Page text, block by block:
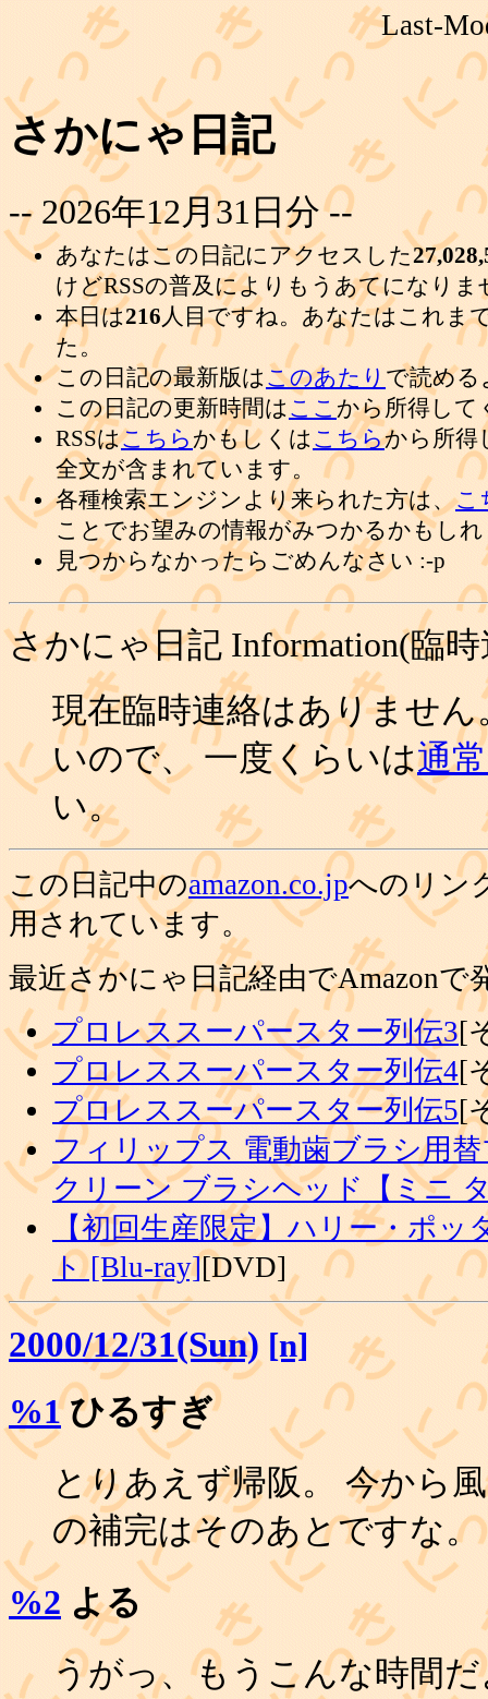
Last-
さかにゃ日記
-- 2026年12月31日分 --
あなたはこの日記にアクセスした
けどRSSの普及によりもうあてになりま
本日は216人目ですね。あなたはこれま
た。
この日記の最新版はこのあたり で読める
この日記の更新時間はここ から所得して
RSSはこちら かもしくはこちらから所得
全文が含まれています。
各種検索エンジンより来られた方は、こ
ことでお望みの情報がみつかるかもし
見つからなかったらごめんなさい :-p
さかにゃ日記 Information(臨
現在臨時連絡はありませ
いので、 一度くらいは通
い。
この日記中のamazon.co.jpへのリン
用されています。
最近さかにゃ日記経由でAmazon
プロレススーパースター列伝3[
プロレススーパースター列伝4[
プロレススーパースター列伝5[
フィリップス 電動歯ブラシ用
クリーン ブラシヘッド【ミニ
【初回生産限定】ハリー・ポ
ト [Blu-ray][DVD]
2000/12/31(Sun) [n]
%1ひるすぎ
とりあえず帰阪。 今から
の補完はそのあとですな。
%2 よる
うがっ、もうこんな時間